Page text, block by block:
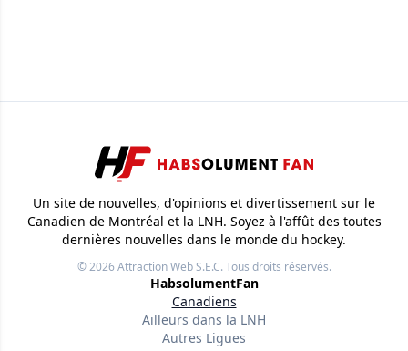
Un site de nouvelles, d'opinions et divertissement sur le
Canadien de Montréal et la LNH. Soyez à l'affût des toutes
dernières nouvelles dans le monde du hockey.
© 2026Attraction Web S.E.C.Tous droits réservés.
HabsolumentFan
Canadiens
Ailleurs dans la LNH
Autres Ligues